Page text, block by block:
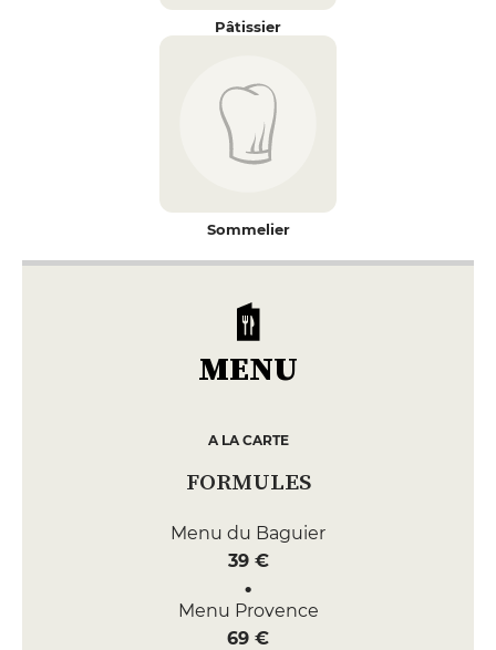
Pâtissier
Sommelier
MENU
A LA CARTE
FORMULES
Menu du Baguier
39 €
Menu Provence
69 €